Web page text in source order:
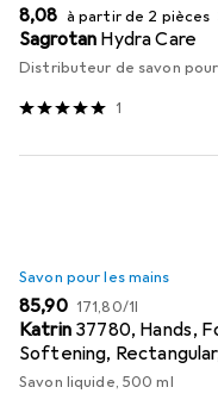
EUR
8,08 à partir de 2 pièces
Sagrotan Hydra Care
Distributeur de savon pour
1
Savon pour les mains
EUR
85,90 EUR
171,80/1l
Katrin 37780, Hands,
Softening,
Savon liquide, 500 ml